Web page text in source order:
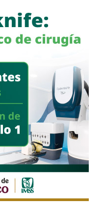
haya sido asesinado
indica que murió tras
permanecía bajo
del Sur deja 19